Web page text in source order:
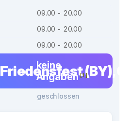
09.00 - 20.00
09.00 - 20.00
09.00 - 20.00
Friedensfest (BY),
keine
Angaben [1]
geschlossen